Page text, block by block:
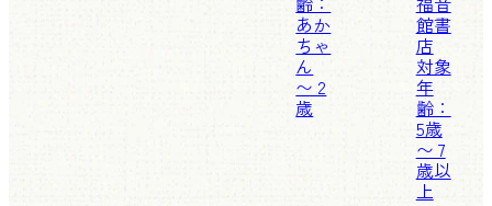
あか
ちゃ
ん
〜 2
歳
館書
店
対象
年
齢：
5歳
〜 7
歳以
上